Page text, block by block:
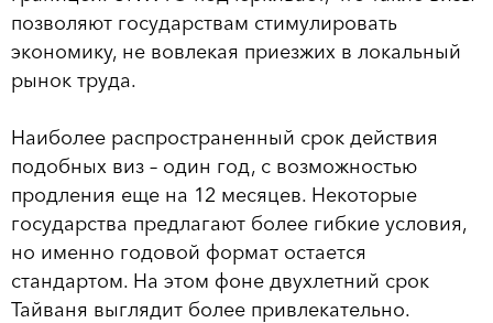
позволяют государствам стимулировать
экономику, не вовлекая приезжих в локальный
рынок труда.
Наиболее распространенный срок действия
подобных виз – один год, с возможностью
продления еще на 12 месяцев. Некоторые
государства предлагают более гибкие условия,
но именно годовой формат остается
стандартом. На этом фоне двухлетний срок
Тайваня выглядит более привлекательно.